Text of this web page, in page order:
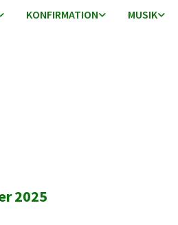
KONFIRMATION MUSIK
2025